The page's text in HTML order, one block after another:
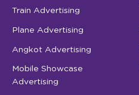
Train Advertising
Plane Advertising
Angkot Advertising
Mobile Showcase
Advertising